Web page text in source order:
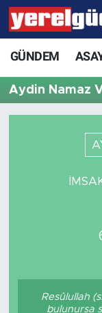
GÜNDEM
Aydin Namaz
Resûlullah
bulunursa